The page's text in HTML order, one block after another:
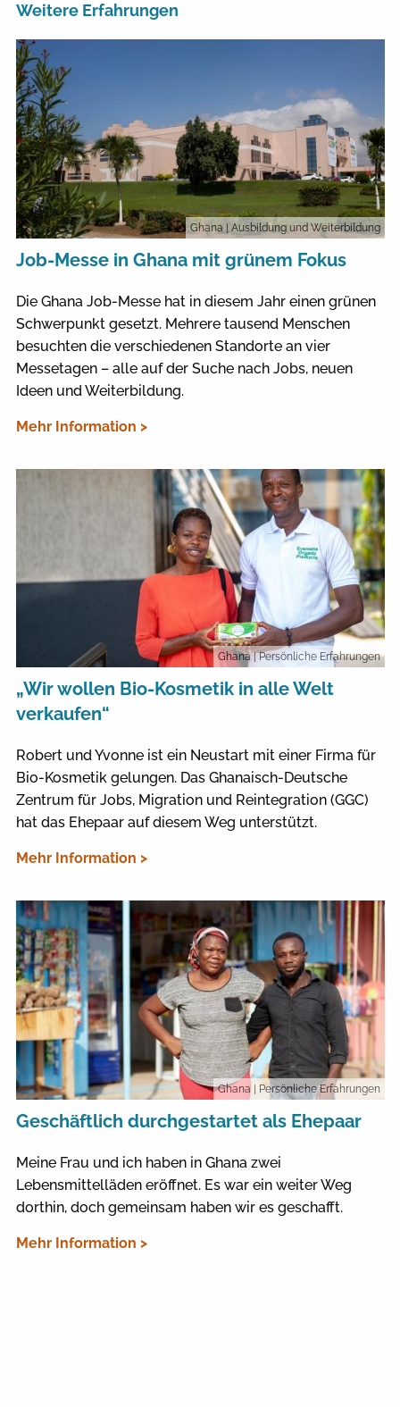
Weitere Erfahrungen
Ghana | Ausbildung und Weiterbildung
Job-Messe in Ghana mit grünem Fokus
Die Ghana Job-Messe hat in diesem Jahr einen grünen
Schwerpunkt gesetzt. Mehrere tausend Menschen
besuchten die verschiedenen Standorte an vier
Messetagen – alle auf der Suche nach Jobs, neuen
Ideen und Weiterbildung.
Mehr Information >
Ghana| Persönliche Erfahrungen
„Wir wollen Bio-Kosmetik in alle Welt
verkaufen“
Robert und Yvonne ist ein Neustart mit einer Firma für
Bio-Kosmetik gelungen. Das Ghanaisch-Deutsche
Zentrum für Jobs, Migration und Reintegration (GGC)
hat das Ehepaar auf diesem Weg unterstützt.
Mehr Information >
Ghana | Persönliche Erfahrungen
Geschäftlich durchgestartet als Ehepaar
Meine Frau und ich haben in Ghana zwei
Lebensmittelläden eröffnet. Es war ein weiter Weg
dorthin, doch gemeinsam haben wir es geschafft.
Mehr Information >